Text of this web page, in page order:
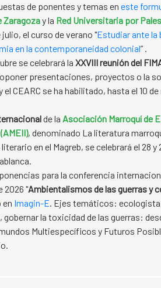
de ponentes y temas en este
Zaragozay la Red Universitaria por
julio, el curso de verano "Estudiar ante la
en la contemporaneidad colonial” .
se celebrará la XXVIII reunión del
presentaciones, proyectos o la
el CEARC se ha habilitado, hasta el 10
de la Asociación Marroquí de
, denominado La literatura
en el Magreb, se celebrará el 28 y
para la conferencia
2026 "Ambientalismos de las guerras y
en Imagin-E. Ejes temáticos: ecologista
la toxicidad de las guerras:
Multiespecíficos y Futuros